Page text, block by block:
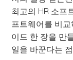
최고의 HR 소프
프트웨어를 비
이드 한 장을 만
일을 바꾼다는